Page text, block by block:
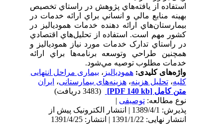
استفاده از يافته‌هاي پژوهش در راستاي تخصيص
بهينه منابع مالي و انساني براي ارائه خدمات در
بيمارستان‌هاي ارائه دهنده خدمات همودياليز در
کشور مهم است. استفاده از تحليل‌هاي اقتصادي
در راستاي تدارک خدمات مورد نياز همودياليز و
همچنين طراحي وتوسعه برنامه‌ها براي ارائه
خدمات مطلوب توصيه مي‌شود.
واژه‌های کلیدی:همودیالیز، بیماری مراحل انتهایی
کلیه،تحلیل هزینه،هزینه‌های بیمارستانی،ایران
متن کامل[PDF 140 kb]
نوع مطالعه:توصیفی|
پذیرش: 1389/4/1 | انتشار الکترونیک پیش از
انتشار نهایی: 1391/1/22 | انتشار: 1391/4/25